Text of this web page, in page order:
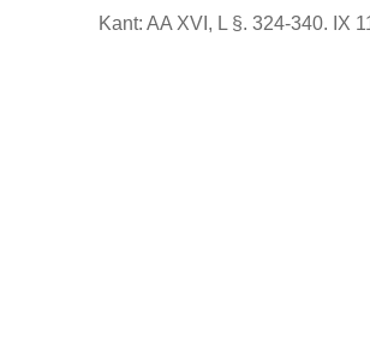
Kant: AA XVI, L §. 324-340. IX